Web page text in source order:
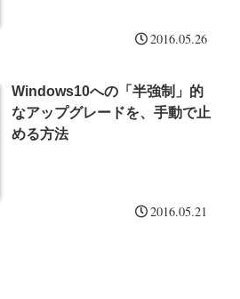
2016.05.26
Windows10への「半強制」的
なアップグレードを、手動で止
める方法
2016.05.21